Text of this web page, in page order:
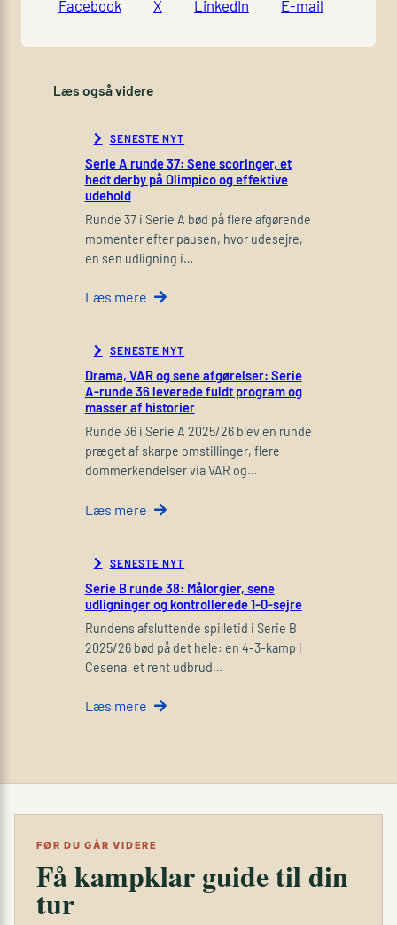
Facebook X LinkedIn E-mail
Læs også videre
SENESTE NYT
Serie A runde 37: Sene scoringer, et
hedt derby på Olimpico og effektive
udehold
Runde 37 i Serie A bød på flere afgørende
momenter efter pausen, hvor udesejre,
en sen udligning i…
Læs mere
SENESTE NYT
Drama, VAR og sene afgørelser: Serie
A-runde 36 leverede fuldt program og
masser af historier
Runde 36 i Serie A 2025/26 blev en runde
præget af skarpe omstillinger, flere
dommerkendelser via VAR og…
Læs mere
SENESTE NYT
Serie B runde 38: Målorgier, sene
udligninger og kontrollerede 1-0-sejre
Rundens afsluttende spilletid i Serie B
2025/26 bød på det hele: en 4-3-kamp i
Cesena, et rent udbrud…
Læs mere
FØR DU GÅR VIDERE
Få kampklar guide til din
tur